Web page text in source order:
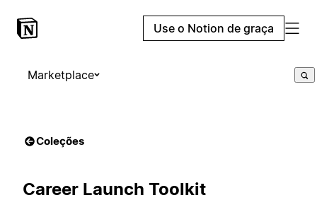
Use o Notion de graça
Marketplace
Coleções
Career Launch Toolkit